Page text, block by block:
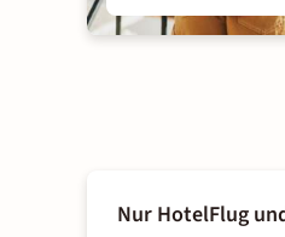
Nur HotelFlug